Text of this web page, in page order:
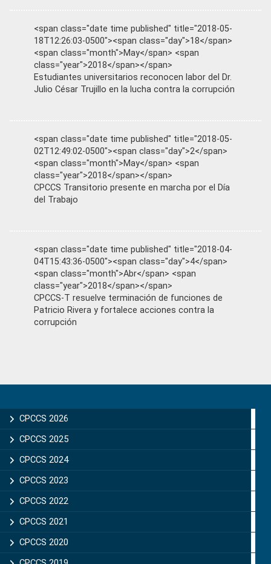
<span class="date time published" title="2018-05-
18T12:26:03-0500"><span class="day">18</span>
<span class="month">May</span> <span
class="year">2018</span></span>
Estudiantes universitarios reconocen labor del Dr.
Julio César Trujillo en la lucha contra la corrupción
<span class="date time published" title="2018-05-
02T12:49:02-0500"><span class="day">2</span>
<span class="month">May</span> <span
class="year">2018</span></span>
CPCCS Transitorio presente en marcha por el Día
del Trabajo
<span class="date time published" title="2018-04-
04T15:43:36-0500"><span class="day">4</span>
<span class="month">Abr</span> <span
class="year">2018</span></span>
CPCCS-T resuelve terminación de funciones de
Patricio Rivera y fortalece acciones contra la
corrupción
Sidebar
CPCCS 2026
CPCCS 2025
CPCCS 2024
CPCCS 2023
CPCCS 2022
CPCCS 2021
CPCCS 2020